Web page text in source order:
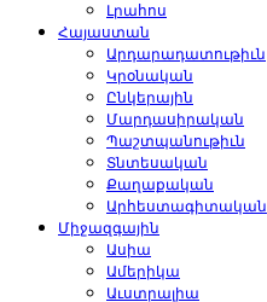
Լրահոս
Հայաստան
Արդարադատութիւն
Կրօնական
Ընկերային
Մարդասիրական
Պաշտպանութիւն
Տնտեսական
Քաղաքական
Արհեստագիտական
Միջազգային
Ասիա
Ամերիկա
Աւստրալիա